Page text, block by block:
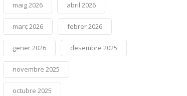
maig 2026 abril 2026
març 2026 febrer 2026
gener 2026 desembre 2025
novembre 2025
octubre 2025